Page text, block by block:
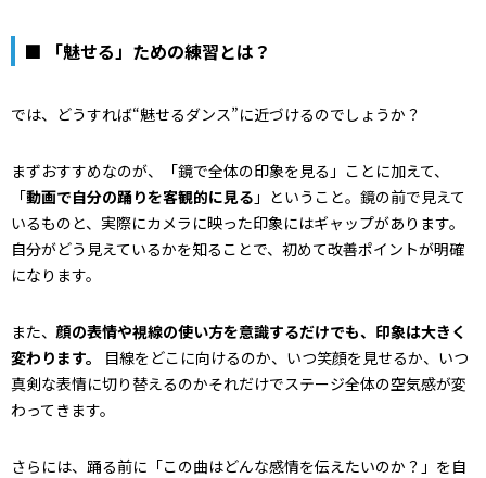
■ 「魅せる」ための練習とは？
では、どうすれば“魅せるダンス”に近づけるのでしょうか？
まずおすすめなのが、「鏡で全体の印象を見る」ことに加えて、
「動画で自分の踊りを客観的に見る 」ということ。鏡の前で見えて
いるものと、実際にカメラに映った印象にはギャップがあります。
自分がどう見えているかを知ることで、初めて改善ポイントが明確
になります。
また、 顔の表情や視線の使い方を意識するだけでも、印象は大きく
変わります。
目線をどこに向けるのか、いつ笑顔を見せるか、いつ
真剣な表情に切り替えるのか――それだけでステージ全体の空気感が変
わってきます。
さらには、踊る前に「この曲はどんな感情を伝えたいのか？」を自